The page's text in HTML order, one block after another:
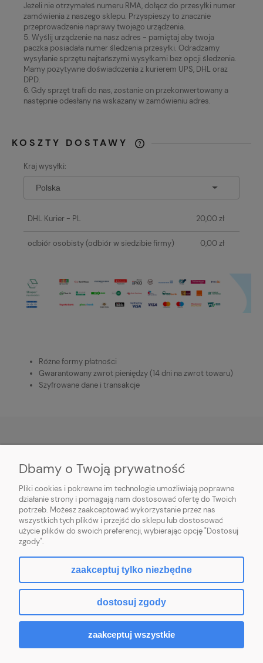
Jeżeli nie otrzymałeś numeru RMA, dołącz do przesyłki numer
zamówienia z naszego sklepu. Przyspieszy to znacznie
przeprowadzenie naprawy twojego urządzenia.
5. Wyślij urządzenie na nasz adres - pamiętaj aby twoja
paczka posiadała numer śledzenia przesyłki. Odradzamy
wysyłanie sprzętu najtańszymi wysyłkami bez opcji śledzenia.
Mamy pozytywne doświadczenia z kurierem UPS, DHL oraz
DPD.
6. Gdy sprzęt trafi do nas, zostanie on przekonwertowany a
następnie odesłany na wskazany w zamówieniu adres.
KOSZTY DOSTAWY
KOSZTÓW PŁATNOŚCI
Kraj wysyłki:
DHL Kurier - PL 20,00 zł
odbiór osobisty(odbiór w siedzibie firmy) 0,00 zł
Różne formy płatności
Gwarantowany zwrot pieniędzy (14 dni na zwrot towaru)
Szyfrowane dane i transakcje
INFORMACJE
MOJE KONTO
O NAS
Sklep internetowy Shoper.pl
Dbamy o Twoją prywatność
Pliki cookies i pokrewne im technologie umożliwiają poprawne
działanie strony i pomagają nam dostosować ofertę do Twoich
potrzeb. Możesz zaakceptować wykorzystanie przez nas
wszystkich tych plików i przejść do sklepu lub dostosować
użycie plików do swoich preferencji, wybierając opcję "Dostosuj
zgody".
zaakceptuj tylko niezbędne
dostosuj zgody
zaakceptuj wszystkie